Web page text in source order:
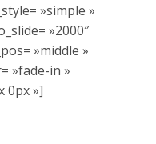
»simple »
»2000″
»middle »
in »
»]